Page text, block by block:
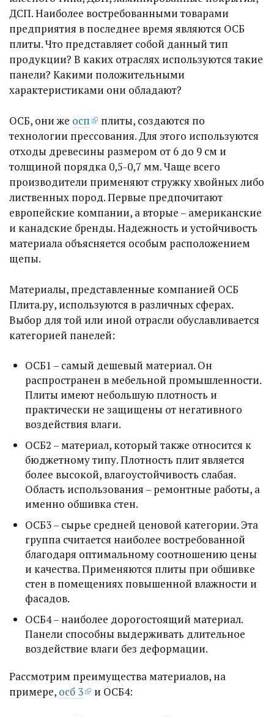
ДСП. Наиболее востребованными товарами
предприятия в последнее время являются ОСБ
плиты. Что представляет собой данный тип
продукции? В каких отраслях используются такие
панели? Какими положительными
характеристиками они обладают?
ОСБ, они же осп
плиты, создаются по
технологии прессования. Для этого используются
отходы древесины размером от 6 до 9 см и
толщиной порядка 0,5-0,7 мм. Чаще всего
производители применяют стружку хвойных либо
лиственных пород. Первые предпочитают
европейские компании, а вторые – американские
и канадские бренды. Надежность и устойчивость
материала объясняется особым расположением
щепы.
Материалы, представленные компанией ОСБ
Плита.ру, используются в различных сферах.
Выбор для той или иной отрасли обуславливается
категорией панелей:
ОСБ1 – самый дешевый материал. Он
распространен в мебельной промышленности.
Плиты имеют небольшую плотность и
практически не защищены от негативного
воздействия влаги.
ОСБ2 – материал, который также относится к
бюджетному типу. Плотность плит является
более высокой, влагоустойчивость слабая.
Область использования – ремонтные работы, а
именно обшивка стен.
ОСБ3 – сырье средней ценовой категории. Эта
группа считается наиболее востребованной
благодаря оптимальному соотношению цены
и качества. Применяются плиты при обшивке
стен в помещениях повышенной влажности и
фасадов.
ОСБ4 – наиболее дорогостоящий материал.
Панели способны выдерживать длительное
воздействие влаги без деформации.
Рассмотрим преимущества материалов, на
примере, осб 3 и ОСБ4: